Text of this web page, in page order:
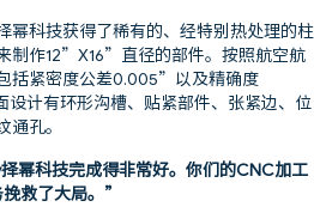
幂科技获得了稀有的、经特别热处理的柱
制作12”X16”直径的部件。按照航空航
括紧密度公差0.005”以及精确度
计有环形沟槽、贴紧部件、张紧边、位
孔。
幂科技完成得非常好。你们的CNC加工
救了大局。”